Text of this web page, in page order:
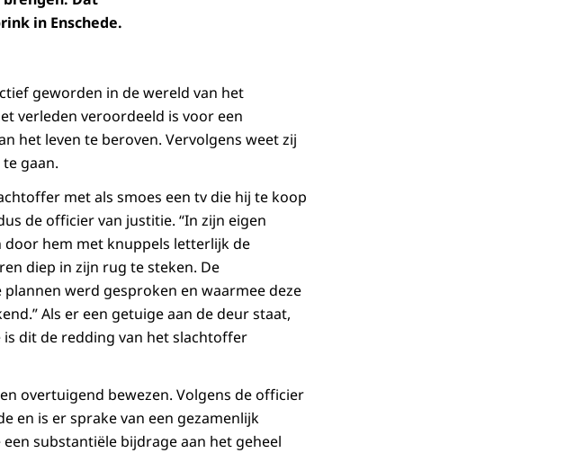
in Enschede.
geworden in de wereld van het
verleden veroordeeld is voor een
het leven te beroven. Vervolgens weet zij
gaan.
met als smoes een tv die hij te koop
de officier van justitie. “In zijn eigen
hem met knuppels letterlijk de
diep in zijn rug te steken. De
werd gesproken en waarmee deze
Als er een getuige aan de deur staat,
dit de redding van het slachtoffer
overtuigend bewezen. Volgens de officier
en is er sprake van een gezamenlijk
substantiële bijdrage aan het geheel